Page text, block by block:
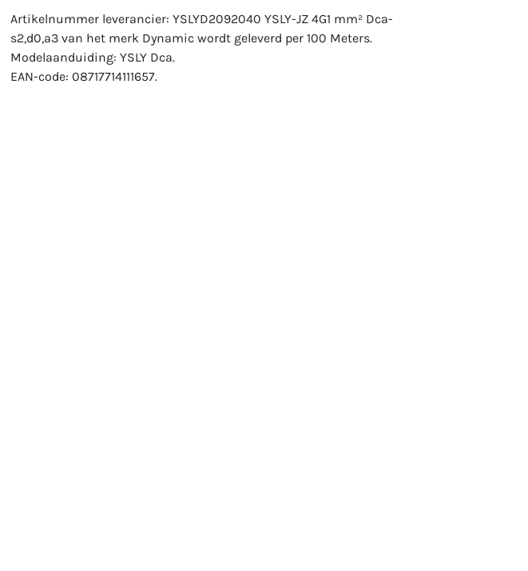
Artikelnummer leverancier: YSLYD2092040 YSLY-JZ 4G1 mm² Dca-
s2,d0,a3 van het merk Dynamic wordt geleverd per 100 Meters.
Modelaanduiding: YSLY Dca.
EAN-code: 08717714111657.